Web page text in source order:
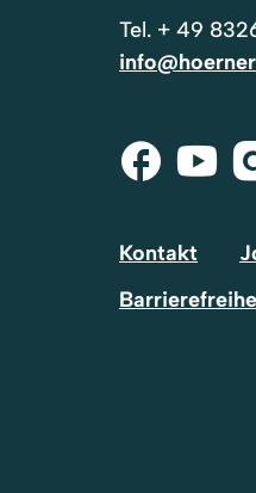
Tel. + 49
Kontakt